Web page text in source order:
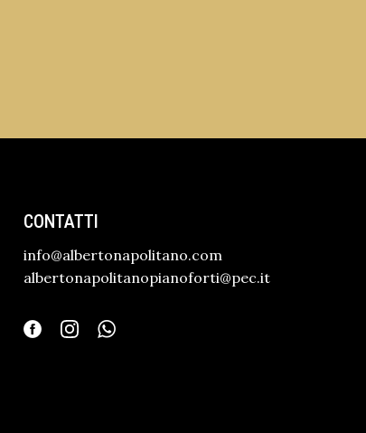
CONTATTI
info@albertonapolitano.com
albertonapolitanopianoforti@pec.it